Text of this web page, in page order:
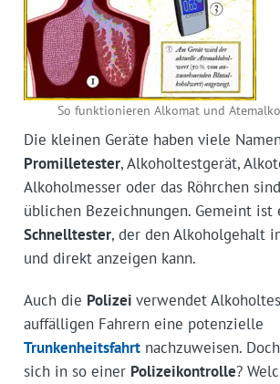
So funktionieren Alkomat und
Die kleinen Geräte haben viele
Promilletester, Alkoholtestgerät,
Alkoholmesser oder das Röhrchen
üblichen Bezeichnungen. Gemeint ist
Schnelltester, der den Alkoholgehalt
und direkt anzeigen kann.
Auch die Polizei verwendet
auffälligen Fahrern eine potenzielle
Trunkenheitsfahrtnachzuweisen.
sich in so einer Polizeikontrolle?